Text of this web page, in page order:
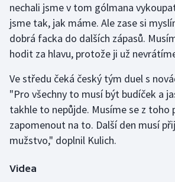
Házená
Jezdectví
Judo
Krasobruslení
Lezení
Lyže a snowboard
nechali jsme v tom gólmana
jsme tak, jak máme. Ale zase si
dobrá facka do dalších zápasů.
hodit za hlavu, protože ji už
Ve středu čeká český tým duel s
"Pro všechny to musí být budíček a
takhle to nepůjde. Musíme se z toho
zapomenout na to. Další den musí
mužstvo," doplnil Kulich.
Videa